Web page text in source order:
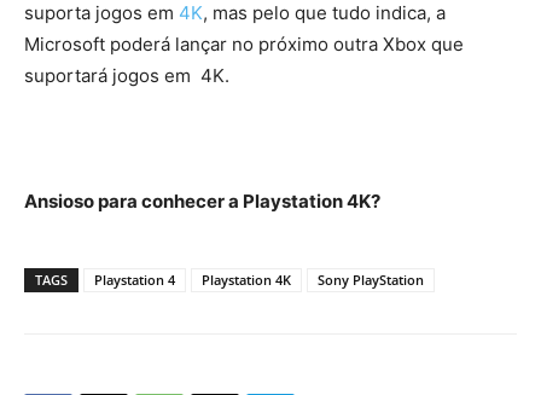
suporta jogos em 4K, mas pelo que tudo indica, a
Microsoft poderá lançar no próximo outra Xbox que
suportará jogos em 4K.
Ansioso para conhecer a Playstation 4K?
TAGS Playstation 4 Playstation 4K Sony PlayStation